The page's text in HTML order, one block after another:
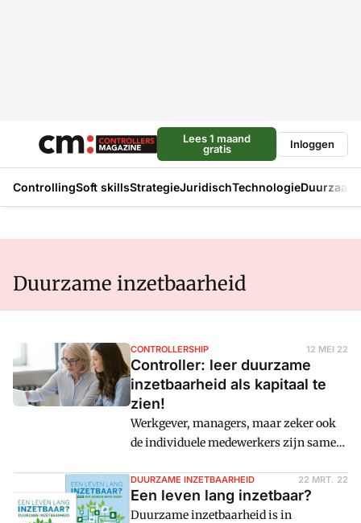
Lees 1 maand
gratis
Inloggen
ControllingSoft skillsStrategieJuridischTechnologie
Duurzame inzetbaarheid
CONTROLLERSHIP 12 MEI 22
Controller: leer duurzame
inzetbaarheid als kapitaal te
zien!
Werkgever, managers, maar zeker ook
de individuele medewerkers zijn samen
Maar waar begint u?
DUURZAME INZETBAARHEID 22 MRT. 22
Een leven lang inzetbaar?
Duurzame inzetbaarheid is in